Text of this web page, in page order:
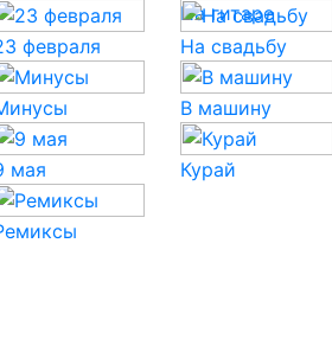
На гитаре
февраля
На свадьбу
В машину
мая Курай